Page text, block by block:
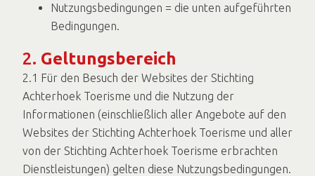
Nutzungsbedingungen = die unten aufgeführten
Bedingungen.
2. Geltungsbereich
2.1 Für den Besuch der Websites der Stichting
Achterhoek Toerisme und die Nutzung der
Informationen (einschließlich aller Angebote auf den
Websites der Stichting Achterhoek Toerisme und aller
von der Stichting Achterhoek Toerisme erbrachten
Dienstleistungen) gelten diese Nutzungsbedingungen.